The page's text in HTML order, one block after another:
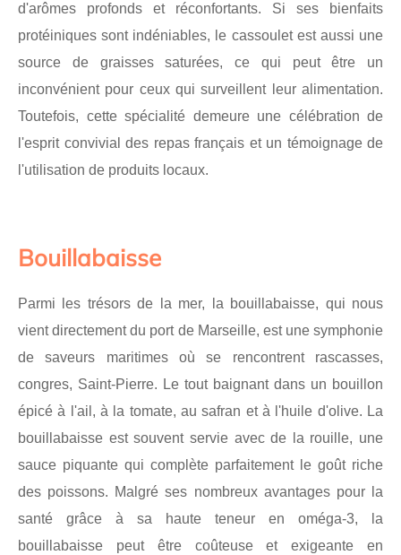
d'arômes profonds et réconfortants. Si ses bienfaits
protéiniques sont indéniables, le cassoulet est aussi une
source de graisses saturées, ce qui peut être un
inconvénient pour ceux qui surveillent leur alimentation.
Toutefois, cette spécialité demeure une célébration de
l'esprit convivial des repas français et un témoignage de
l'utilisation de produits locaux.
Bouillabaisse
Parmi les trésors de la mer, la bouillabaisse, qui nous
vient directement du port de Marseille, est une symphonie
de saveurs maritimes où se rencontrent rascasses,
congres, Saint-Pierre. Le tout baignant dans un bouillon
épicé à l'ail, à la tomate, au safran et à l'huile d'olive. La
bouillabaisse est souvent servie avec de la rouille, une
sauce piquante qui complète parfaitement le goût riche
des poissons. Malgré ses nombreux avantages pour la
santé grâce à sa haute teneur en oméga-3, la
bouillabaisse peut être coûteuse et exigeante en